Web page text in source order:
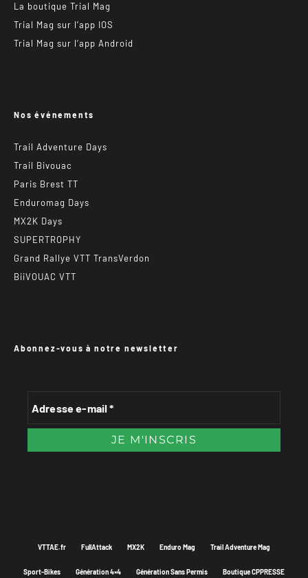
La boutique Trial Mag
Trial Mag sur l’app IOS
Trial Mag sur l’app Android
Nos événements
Trail Adventure Days
Trail Bivouac
Paris Brest TT
Enduromag Days
MX2K Days
SUPERTROPHY
Grand Rallye VTT TransVerdon
BiiVOUAC VTT
Abonnez-vous à notre newsletter
VTTAE.fr FullAttack MX2K Enduro Mag Trail Adventure Mag
Sport-Bikes Génération 4×4 Génération Sans Permis Boutique CPPRESSE